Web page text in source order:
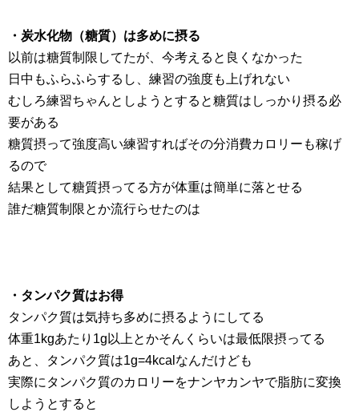
・炭水化物（糖質）は多めに摂る
以前は糖質制限してたが、今考えると良くなかった
日中もふらふらするし、練習の強度も上げれない
むしろ練習ちゃんとしようとすると糖質はしっかり摂る必
要がある
糖質摂って強度高い練習すればその分消費カロリーも稼げ
るので
結果として糖質摂ってる方が体重は簡単に落とせる
誰だ糖質制限とか流行らせたのは
・タンパク質はお得
タンパク質は気持ち多めに摂るようにしてる
体重1kgあたり1g以上とかそんくらいは最低限摂ってる
あと、タンパク質は1g=4kcalなんだけども
実際にタンパク質のカロリーをナンヤカンヤで脂肪に変換
しようとすると